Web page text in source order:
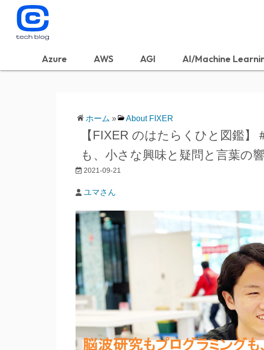
Azure AWS AGI AI/Machine
ホーム » About FIXER
【FIXER のはたらくひと図鑑
も、小さな興味と疑問と言葉の
2021-09-21
ユマさん